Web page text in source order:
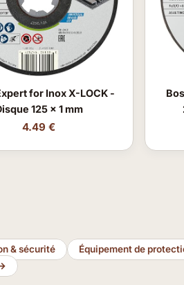
for Inox X-LOCK -
125 x 1 mm
4.49 €
& sécurité Équipement de